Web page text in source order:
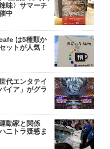
味〉サマーチ
中
は5種類か
ットが人気！
代エンタテイ
イア」がグラ
動家と関係
ニトラ疑惑ま